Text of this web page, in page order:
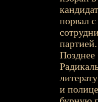
порвал
Позднее
и